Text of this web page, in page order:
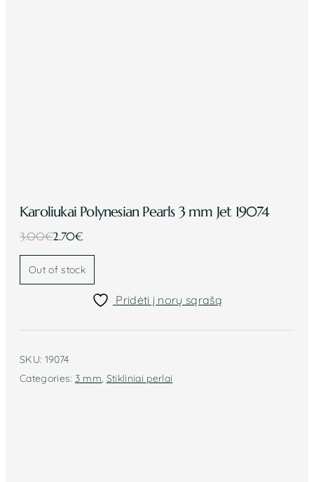
Karoliukai Polynesian Pearls 3 mm Jet 19074
3.00€
Original
price
was:
3.00€.
2.70€
Current
price
2.70€.
Out of stock
Pridėti į norų sąrašą
SKU: 19074
Categories: 3 mm, Stikliniai perlai